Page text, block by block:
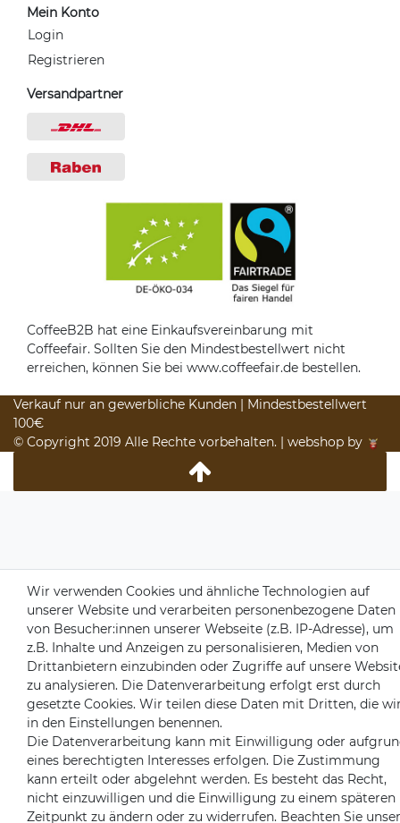
Mein Konto
Login
Registrieren
Versandpartner
CoffeeB2B hat eine Einkaufsvereinbarung mit
Coffeefair. Sollten Sie den Mindestbestellwert nicht
erreichen, können Sie bei www.coffeefair.de bestellen.
Verkauf nur an gewerbliche Kunden | Mindestbestellwert
100€
© Copyright 2019 Alle Rechte vorbehalten. | webshop by
Wir verwenden Cookies und ähnliche Technologien auf
unserer Website und verarbeiten personenbezogene Daten
von Besucher:innen unserer Webseite (z.B. IP-Adresse), um
z.B. Inhalte und Anzeigen zu personalisieren, Medien von
Drittanbietern einzubinden oder Zugriffe auf unsere
zu analysieren. Die Datenverarbeitung erfolgt erst durch
gesetzte Cookies. Wir teilen diese Daten mit Dritten, die
in den Einstellungen benennen.
Die Datenverarbeitung kann mit Einwilligung oder
eines berechtigten Interesses erfolgen. Die Zustimmung
kann erteilt oder abgelehnt werden. Es besteht das Recht,
nicht einzuwilligen und die Einwilligung zu einem späteren
Zeitpunkt zu ändern oder zu widerrufen. Beachten Sie unser